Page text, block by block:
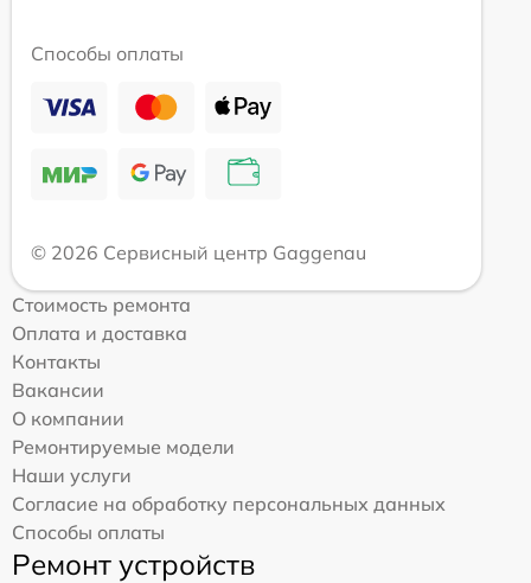
Способы оплаты
© 2026 Сервисный центр Gaggenau
Стоимость ремонта
Оплата и доставка
Контакты
Вакансии
О компании
Ремонтируемые модели
Наши услуги
Согласие на обработку персональных данных
Способы оплаты
Ремонт устройств